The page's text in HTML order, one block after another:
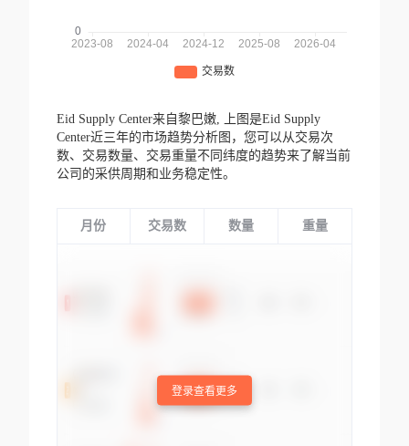
Eid Supply Center来自黎巴嫩,
上图是Eid Supply
Center近三年的市场趋势分析图，您可以从交易次
数、交易数量、交易重量不同纬度的趋势来了解当前
公司的采供周期和业务稳定性。
月份 交易数 数量 重量
登录查看更多